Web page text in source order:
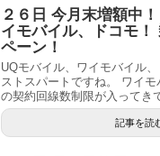
２６日 今月末増額中
イモバイル、ドコモ！
ペーン！
UQモバイル、ワイモバイル
ストスパートですね。 ワイ
の契約回線数制限が入ってき
記事を読